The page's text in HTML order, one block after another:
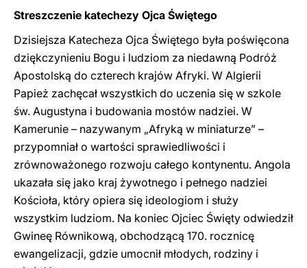
Streszczenie katechezy Ojca Świętego
Dzisiejsza Katecheza Ojca Świętego była poświęcona
dziękczynieniu Bogu i ludziom za niedawną Podróż
Apostolską do czterech krajów Afryki. W Algierii
Papież zachęcał wszystkich do uczenia się w szkole
św. Augustyna i budowania mostów nadziei. W
Kamerunie – nazywanym „Afryką w miniaturze” –
przypomniał o wartości sprawiedliwości i
zrównoważonego rozwoju całego kontynentu. Angola
ukazała się jako kraj żywotnego i pełnego nadziei
Kościoła, który opiera się ideologiom i służy
wszystkim ludziom. Na koniec Ojciec Święty odwiedził
Gwineę Równikową, obchodzącą 170. rocznicę
ewangelizacji, gdzie umocnił młodych, rodziny i